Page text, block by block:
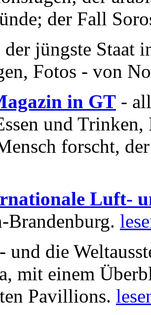
der Fall
der jüngste Staat
Fotos - von
in GT -
und
forscht,
Luft-
- und die
mit einem
Pavillions.